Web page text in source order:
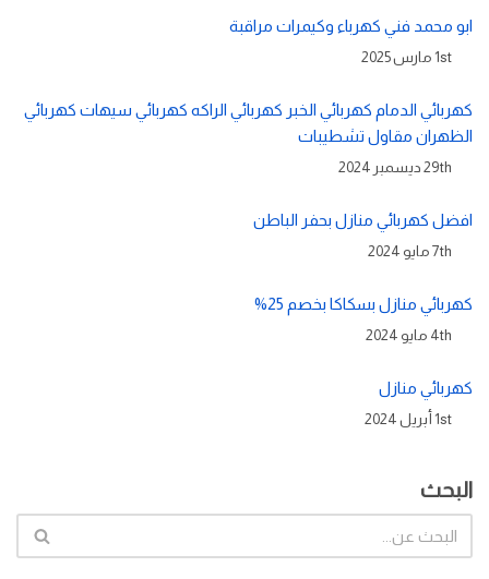
ابو محمد فني كهرباء وكيمرات مراقبة
1st مارس 2025
كهربائي الدمام كهربائي الخبر كهربائي الراكه كهربائي سيهات كهربائي
الظهران مقاول تشطيبات
29th ديسمبر 2024
افضل كهربائي منازل بحفر الباطن
7th مايو 2024
كهربائي منازل بسكاكا بخصم 25%
4th مايو 2024
كهربائي منازل
1st أبريل 2024
البحث